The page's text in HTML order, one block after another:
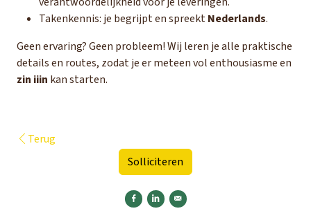
Takenkennis: je begrijpt en spreektNederlands.
Geen ervaring? Geen probleem! Wij leren je alle praktische
details en routes, zodat je er meteen vol enthousiasme en
zin iiin kan starten.
Terug
Solliciteren
Delen op Facebook
Delen op LinkedInVersturen per e-mail